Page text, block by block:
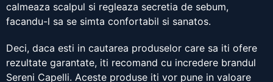
calmeaza scalpul si regleaza secretia de sebum,
facandu-l sa se simta confortabil si sanatos.
Deci, daca esti in cautarea produselor care sa iti ofere
rezultate garantate, iti recomand cu incredere brandul
Sereni Capelli. Aceste produse iti vor pune in valoare